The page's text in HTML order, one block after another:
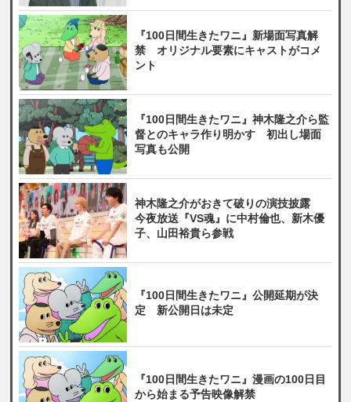
『100日間生きたワニ』新場面写真解
禁 オリジナル要素にキャストがコメ
ント
『100日間生きたワニ』神木隆之介ら監
督とのキャラ作り明かす 初出し場面
写真も公開
神木隆之介がおきて破りの演技披露
今夜放送『VS魂』に中村倫也、新木優
子、山田裕貴ら参戦
『100日間生きたワニ』公開延期が決
定 新公開日は未定
『100日間生きたワニ』漫画の100日目
から始まる予告映像解禁